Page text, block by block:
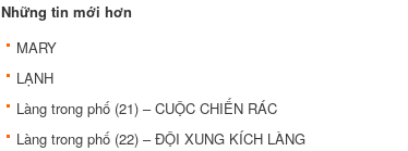
Những tin mới hơn
MARY
LẠNH
Làng trong phố (21) – CUỘC CHIẾN RÁC
Làng trong phố (22) – ĐỘI XUNG KÍCH LÀNG